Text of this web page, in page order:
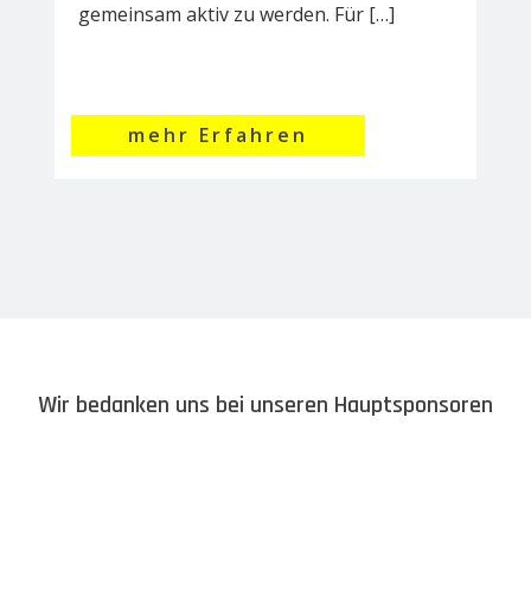
gemeinsam aktiv zu werden. Für […]
mehr Erfahren
Wir bedanken uns bei unseren Hauptsponsoren